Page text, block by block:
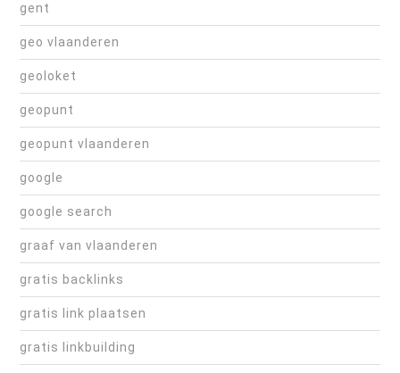
gent
geo vlaanderen
geoloket
geopunt
geopunt vlaanderen
google
google search
graaf van vlaanderen
gratis backlinks
gratis link plaatsen
gratis linkbuilding